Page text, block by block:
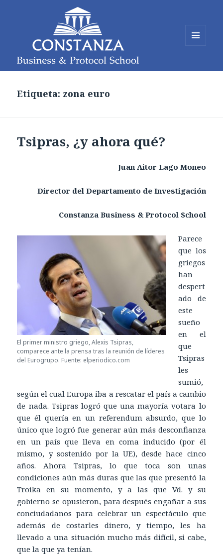
Constanza Business and Protocol
Etiqueta: zona euro
Tsipras, ¿y ahora qué?
Juan Aitor Lago Moneo
Director del Departamento de Investigación
Constanza Business & Protocol School
El primer ministro griego, Alexis Tsipras,
comparece ante la prensa tras la reunión de líderes
del Eurogrupo. Fuente: elperiodico.com
Parece
que los
griegos
han
despert
ado de
este
sueño
en el
que
Tsipras
les
sumió,
según el cual Europa iba a rescatar el país a cambio
de nada. Tsipras logró que una mayoría votara lo
que él quería en un referendum absurdo, que lo
único que logró fue generar aún más desconfianza
en un país que lleva en coma inducido (por él
mismo, y sostenido por la UE), desde hace cinco
años. Ahora Tsipras, lo que toca son unas
condiciones aún más duras que las que presentó la
Troika en su momento, y a las que Vd. y su
gobierno se opusieron, para después engañar a sus
conciudadanos para celebrar un espectáculo que
además de costarles dinero, y tiempo, les ha
llevado a una situación mucho más difícil, si cabe,
que la que ya tenían.